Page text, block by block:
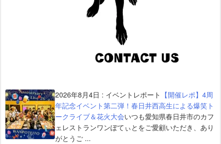
2026年8月4日 : イベントレポート 【開催レポ】4周
年記念イベント第二弾！春日井西高生による爆笑ト
ークライブ＆花火大会いつも愛知県春日井市のカフ
ェレストランワンぽてぃとをご愛顧いただき、あり
がとうご ...